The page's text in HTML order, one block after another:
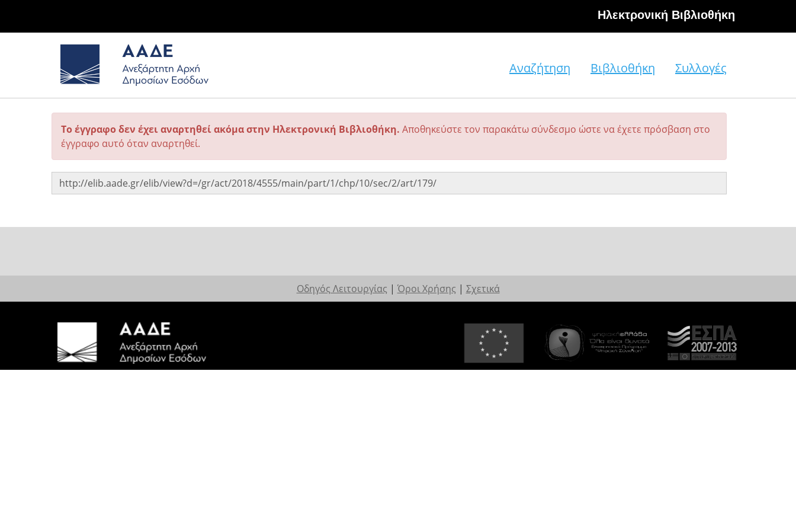
Hλεκτρονική Βιβλιοθήκη
Αναζήτηση Βιβλιοθήκη Συλλογές
Το έγγραφο δεν έχει αναρτηθεί ακόμα στην Ηλεκτρονική Βιβλιοθήκη. Αποθηκεύστε τον παρακάτω σύνδεσμο ώστε να έχετε πρόσβαση στο
έγγραφο αυτό όταν αναρτηθεί.
Οδηγός Λειτουργίας | Όροι Χρήσης | Σχετικά